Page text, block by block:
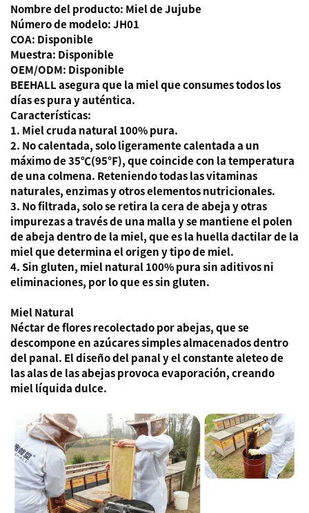
Nombre del producto: Miel de Jujube
Número de modelo: JH01
COA: Disponible
Muestra: Disponible
OEM/ODM: Disponible
BEEHALL asegura que la miel que consumes todos los
días es pura y auténtica.
Características:
1. Miel cruda natural 100% pura.
2. No calentada, solo ligeramente calentada a un
máximo de 35℃(95℉), que coincide con la temperatura
de una colmena. Reteniendo todas las vitaminas
naturales, enzimas y otros elementos nutricionales.
3. No filtrada, solo se retira la cera de abeja y otras
impurezas a través de una malla y se mantiene el polen
de abeja dentro de la miel, que es la huella dactilar de la
miel que determina el origen y tipo de miel.
4. Sin gluten, miel natural 100% pura sin aditivos ni
eliminaciones, por lo que es sin gluten.
Miel Natural
Néctar de flores recolectado por abejas, que se
descompone en azúcares simples almacenados dentro
del panal. El diseño del panal y el constante aleteo de
las alas de las abejas provoca evaporación, creando
miel líquida dulce.